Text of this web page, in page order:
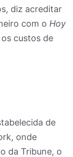
diz acreditar
com o Hoy
custos de
de
onde
da Tribune, o